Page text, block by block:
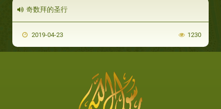
奇数拜的圣行
2019-04-23 1230